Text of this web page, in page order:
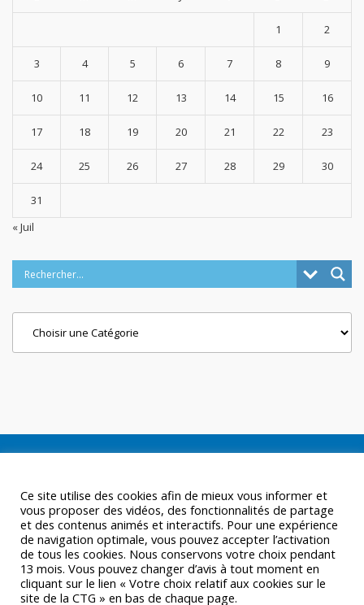
1 2
3 4 5 6 7 8 9
10 11 12 13 14 15 16
17 18 19 20 21 22 23
24 25 26 27 28 29 30
31
« Juil
Ce site utilise des cookies afin de mieux vous informer et
vous proposer des vidéos, des fonctionnalités de partage
et des contenus animés et interactifs. Pour une expérience
de navigation optimale, vous pouvez accepter l’activation
de tous les cookies. Nous conservons votre choix pendant
13 mois. Vous pouvez changer d’avis à tout moment en
cliquant sur le lien « Votre choix relatif aux cookies sur le
site de la CTG » en bas de chaque page.